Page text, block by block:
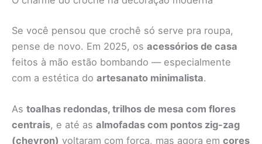
Se você pensou que crochê só serve pra roupa,
pense de novo. Em 2025, os acessórios de casa
feitos à mão estão bombando — especialmente
com a estética do artesanato minimalista.
As toalhas redondas, trilhos de mesa com flores
centrais, e até as almofadas com pontos zig-zag
(chevron) voltaram com força, mas agora em cores